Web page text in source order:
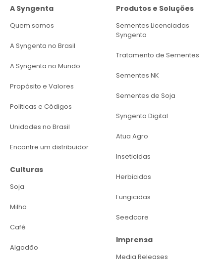
A Syngenta
Quem somos
A Syngenta no Brasil
A Syngenta no Mundo
Propósito e Valores
Politicas e Códigos
Unidades no Brasil
Encontre um distribuidor
Culturas
Soja
Milho
Café
Algodão
Produtos e Soluções
Sementes Licenciadas
Syngenta
Tratamento de Sementes
Sementes NK
Sementes de Soja
Syngenta Digital
Atua Agro
Inseticidas
Herbicidas
Fungicidas
Seedcare
Imprensa
Media Releases